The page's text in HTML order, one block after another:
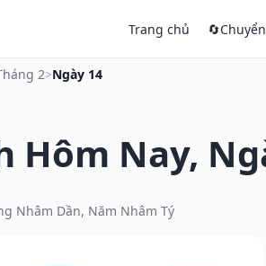
Trang chủ 🔄
2>Ngày 14
Hôm Nay,
Nhâm Dần, Năm Nhâm Tý